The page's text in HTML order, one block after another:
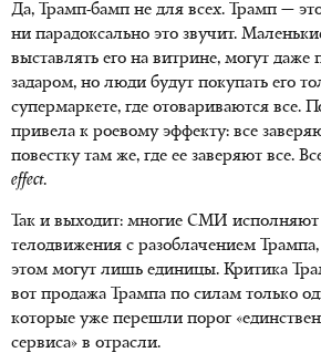
Да, Трамп-бамп не для всех. Трамп —
ни парадоксально это звучит.
выставлять его на витрине, могут даже
задаром, но люди будут покупать его
супермаркете, где отовариваются все.
привела к роевому эффекту: все
повестку там же, где ее заверяют все.
effect.
Так и выходит: многие СМИ исполняют
телодвижения с разоблачением Трампа,
этом могут лишь единицы. Критика
вот продажа Трампа по силам только
которые уже перешли порог
сервиса» в отрасли.